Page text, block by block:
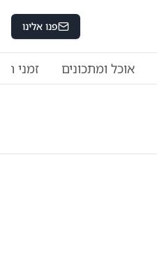
פנו אלינו
אוכל ומתכונים זמני